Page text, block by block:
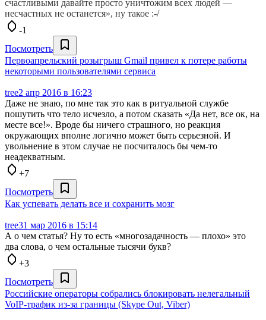
счастливыми давайте просто уничтожим всех людей —
несчастных не останется», ну такое :-/
-1
Посмотреть
Первоапрельский розыгрыш Gmail привел к потере работы
некоторыми пользователями сервиса
tree2 апр 2016 в 16:23
Даже не знаю, по мне так это как в ритуальной службе
пошутить что тело исчезло, а потом сказать «Да нет, все ок, на
месте все!». Вроде бы ничего страшного, но реакция
окружающих вполне логично может быть серьезной. И
увольнение в этом случае не посчиталось бы чем-то
неадекватным.
+7
Посмотреть
Как успевать делать все и сохранить мозг
tree31 мар 2016 в 15:14
А о чем статья? Ну то есть «многозадачность — плохо» это
два слова, о чем остальные тысячи букв?
+3
Посмотреть
Российские операторы собрались блокировать нелегальный
VoIP-трафик из-за границы (Skype Out, Viber)